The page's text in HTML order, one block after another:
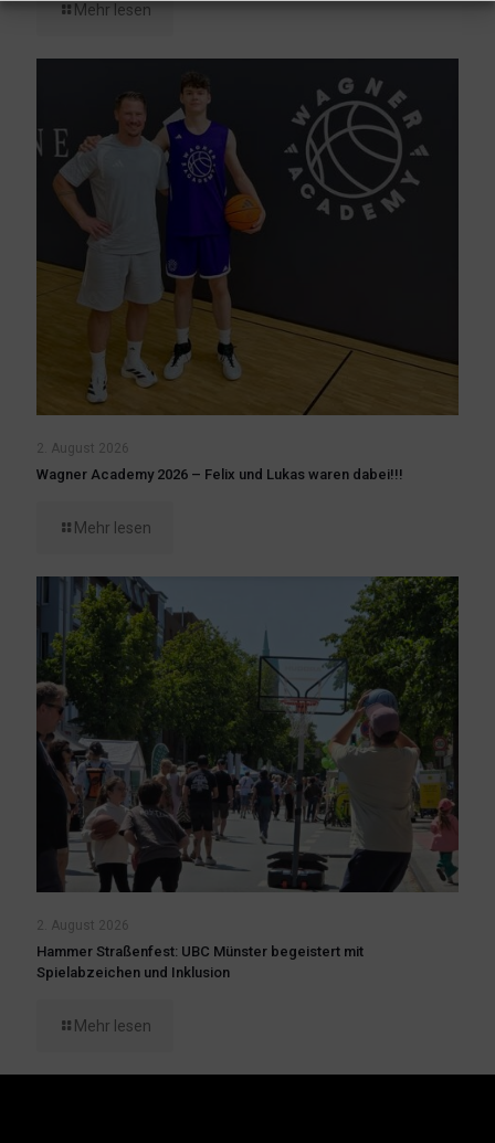
Mehr lesen
2. August 2026
Wagner Academy 2026 – Felix und Lukas waren dabei!!!
Mehr lesen
2. August 2026
Hammer Straßenfest: UBC Münster begeistert mit
Spielabzeichen und Inklusion
Mehr lesen